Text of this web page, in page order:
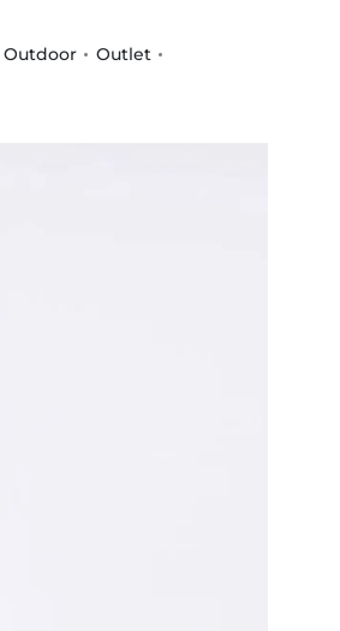
Outdoor Outlet